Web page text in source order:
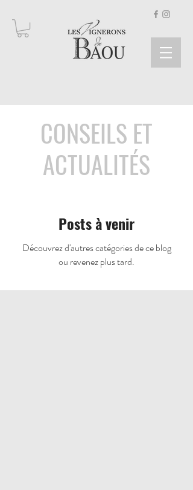
Posts à venir
Découvrez d'autres catégories de ce blog
ou revenez plus tard.
CONSEILS ET
ACTUALITÉS